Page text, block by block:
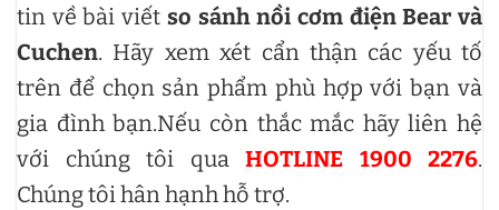
tin về bài viết so sánh nồi cơm điện Bear và
Cuchen. Hãy xem xét cẩn thận các yếu tố
trên để chọn sản phẩm phù hợp với bạn và
gia đình bạn.Nếu còn thắc mắc hãy liên hệ
với chúng tôi qua HOTLINE 1900 2276.
Chúng tôi hân hạnh hỗ trợ.